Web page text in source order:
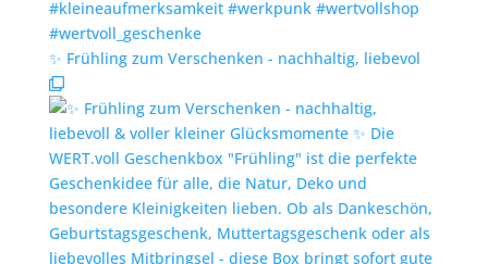
✨️ Frühling zum Verschenken - nachhaltig, liebevol